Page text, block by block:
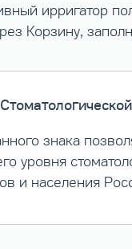
ирригатор
Корзину,
знака
уровня
и населения